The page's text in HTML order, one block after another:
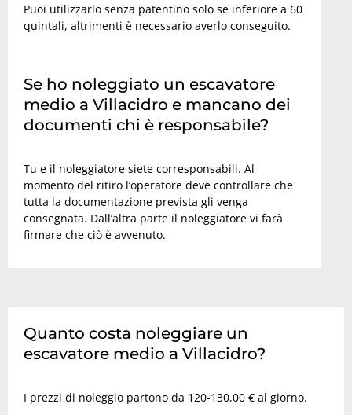
Puoi utilizzarlo senza patentino solo se inferiore a 60
quintali, altrimenti è necessario averlo conseguito.
Se ho noleggiato un escavatore
medio a Villacidro e mancano dei
documenti chi è responsabile?
Tu e il noleggiatore siete corresponsabili. Al
momento del ritiro l’operatore deve controllare che
tutta la documentazione prevista gli venga
consegnata. Dall’altra parte il noleggiatore vi farà
firmare che ciò è avvenuto.
Quanto costa noleggiare un
escavatore medio a Villacidro?
I prezzi di noleggio partono da 120-130,00 € al giorno.